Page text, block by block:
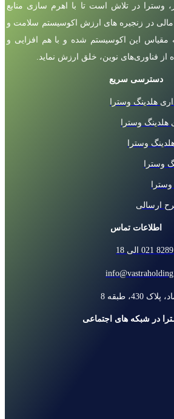
وسترا در تلاش است تا با اهرم سازی منابع
مالی در زنجیره های ارزش اکوسیستم سلامت و
این اکوسیستم شده و با هم افزایی و
از فناوری‌های نوین، خلق ارزش نماید.
دسترسی سریع
هلدینگ وسترا
هلدینگ وسترا
وسترا
وسترا
ارسالی
اطلاعات تماس
طبقه 8
در شبکه های اجتماعی